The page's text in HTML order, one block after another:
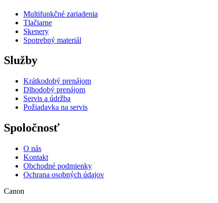
Multifunkčné zariadenia
Tlačiarne
Skenery
Spotrebný materiál
Služby
Krátkodobý prenájom
Dlhodobý prenájom
Servis a údržba
Požiadavka na servis
Spoločnosť
O nás
Kontakt
Obchodné podmienky
Ochrana osobných údajov
Canon